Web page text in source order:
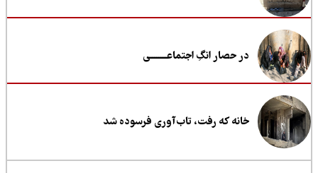
در حصار انگِ اجتماعــــــــی
خانه که رفت، تاب‌آوری فرسوده شد